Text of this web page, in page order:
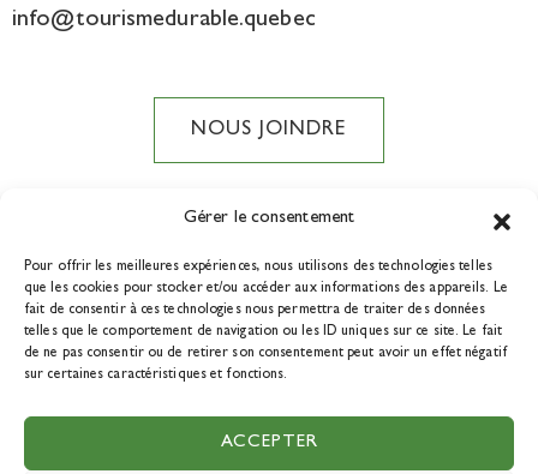
Gérer le consentement
Pour offrir les meilleures expériences, nous utilisons des technologies telles
que les cookies pour stocker et/ou accéder aux informations des appareils. Le
fait de consentir à ces technologies nous permettra de traiter des données
telles que le comportement de navigation ou les ID uniques sur ce site. Le fait
de ne pas consentir ou de retirer son consentement peut avoir un effet négatif
sur certaines caractéristiques et fonctions.
ACCEPTER
info@tourismedurable.quebec
NOUS JOINDRE
DEVENIR MEMBRE
© 2021 Tourisme durable Québec. Tous droits réservés. Une
La boîte à outils.